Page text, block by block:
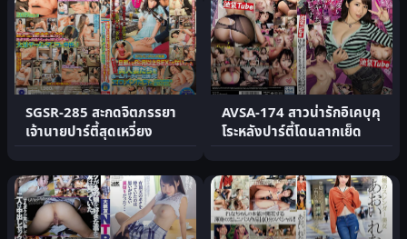
SGSR-285 สะกดจิตภรรยา
เจ้านายปาร์ตี้สุดเหวี่ยง
AVSA-174 สาวน่ารักอิเคบุคุ
โระหลังปาร์ตี้โดนลากเย็ด